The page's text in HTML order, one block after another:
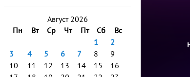
Август 2026
Пн
Вт Ср Чт Пт Сб
Вс
1
2
3
4 5 6 7 8
9
10
11 12 13 14 15
16